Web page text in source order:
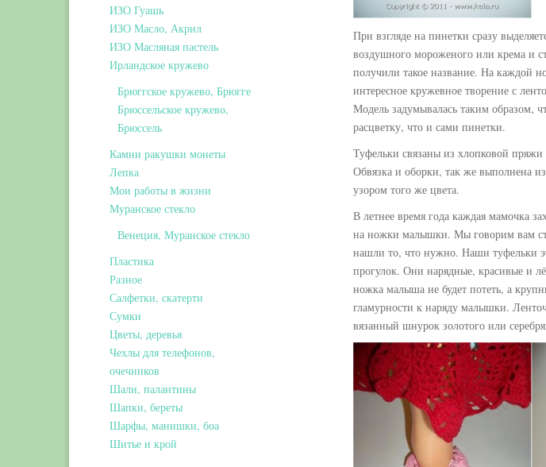
При взгляде на пинетки сразу
воздушного мороженого или крема и
получили такое название. На каждой
интересное кружевное творение с
Модель задумывалась таким образом,
расцветку, что и сами пинетки.
Туфельки связаны из хлопковой
Обвязка и оборки, так же выполнена
узором того же цвета.
В летнее время года каждая мамочка
на ножки малышки. Мы говорим вам
нашли то, что нужно. Наши туфельки
прогулок. Они нарядные, красивые и
ножка малыша не будет потеть, а
гламурности к наряду малышки.
вязанный шнурок золотого или
ИЗО Гуашь
ИЗО Масло, Акрил
ИЗО Масляная пастель
Ирландское кружево
Брюггское кружево, Брюгге
Брюссельское кружево,
Брюссель
Камни ракушки монеты
Лепка
Мои работы в жизни
Муранское стекло
Венеция, Муранское стекло
Пластика
Разное
Салфетки, скатерти
Сумки
Цветы, деревья
Чехлы для телефонов,
очечников
Шали, палантины
Шапки, береты
Шарфы, манишки, боа
Шитье и крой